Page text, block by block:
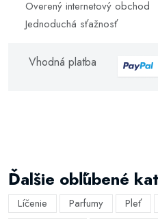
Overený internetový obchod
Jednoduchá sťažnosť
Vhodná platba
Ďalšie obľúbené
Líčenie Parfumy Pleť